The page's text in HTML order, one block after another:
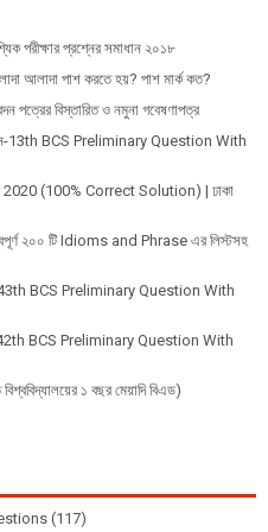
পরীক্ষার প্রশ্নের সমাধান ২০১৮
আলাদা পাশ করতে হয়? পাশ মার্ক কত?
পত্রের বিস্তারিত ও নমুনা গবেষণাপত্র
13th BCS Preliminary Question With
(100% Correct Solution) | ঢাকা
২০০ টি Idioms and Phrase এর লিস্টসহ
43th BCS Preliminary Question With
42th BCS Preliminary Question With
১ বছর মেয়াদি বিএড)
(117)